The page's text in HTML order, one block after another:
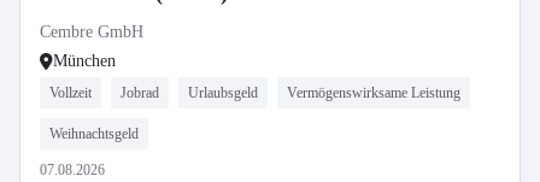
Cembre GmbH
München
Vollzeit Jobrad Urlaubsgeld Vermögenswirksame Leistung
Weihnachtsgeld
07.08.2026